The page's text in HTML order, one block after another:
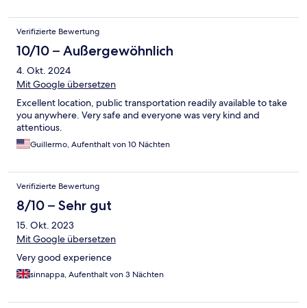
Verifizierte Bewertung
10/10 – Außergewöhnlich
4. Okt. 2024
Mit Google übersetzen
Excellent location, public transportation readily available to take
you anywhere. Very safe and everyone was very kind and
attentious.
Guillermo, Aufenthalt von 10 Nächten
Verifizierte Bewertung
8/10 – Sehr gut
15. Okt. 2023
Mit Google übersetzen
Very good experience
sinnappa, Aufenthalt von 3 Nächten